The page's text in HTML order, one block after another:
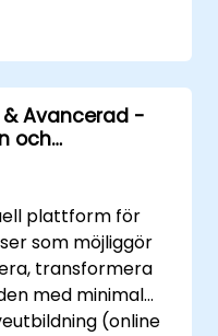
API-verktyg
webbdata.
inklusive
Avancerad -
och
plattform för
som möjliggör
transformera
med minimal
(online